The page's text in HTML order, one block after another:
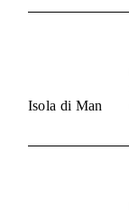
Isola di Man